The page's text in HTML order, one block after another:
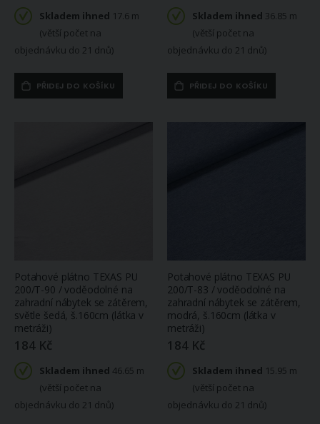
Skladem ihned 17.6 m
(větší počet na
objednávku do 21 dnů)
PŘIDEJ DO KOŠÍKU
Skladem ihned 36.85 m
(větší počet na
objednávku do 21 dnů)
PŘIDEJ DO KOŠÍKU
Potahové plátno TEXAS PU
200/T-90 / voděodolné na
zahradní nábytek se zátěrem,
světle šedá, š.160cm (látka v
metráži)
184 Kč
Skladem ihned 46.65 m
(větší počet na
objednávku do 21 dnů)
Potahové plátno TEXAS PU
200/T-83 / voděodolné na
zahradní nábytek se zátěrem,
modrá, š.160cm (látka v
metráži)
184 Kč
Skladem ihned 15.95 m
(větší počet na
objednávku do 21 dnů)